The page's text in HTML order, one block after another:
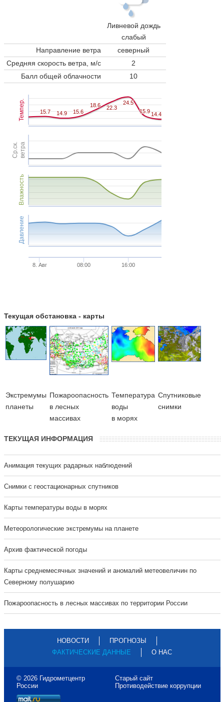
Ливневой дождь
слабый
Направление ветра
северный
Средняя скорость ветра, м/с
2
Балл общей облачности
10
Темпер.
Ср.ск.ветра
Влажность
Давление
15.7
15.7 14.9
14.9 15.6
15.6
18.6
18.6 22.3
22.3
24.5
24.5
15.9
15.9 14.4
14.4
8. Авг 08:00 16:00
Текущая обстановка - карты
Экстремумы
планеты
Пожароопасность
в лесных
массивах
Температура
воды
в морях
Cпутниковые
снимки
ТЕКУЩАЯ ИНФОРМАЦИЯ
Анимация текущих радарных наблюдений
Cнимки с геостационарных спутников
Карты температуры воды в морях
Метеорологические экстремумы на планете
Архив фактической погоды
Карты среднемесячных значений и аномалий метеовеличин по
Северному полушарию
Пожароопасность в лесных массивах по территории России
НОВОСТИ
ПРОГНОЗЫ
ФАКТИЧЕСКИЕ ДАННЫЕ
О НАС
© 2026 Гидрометцентр
России
Старый сайт
Противодействие коррупции